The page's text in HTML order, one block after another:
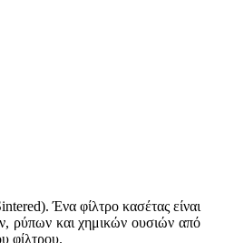
Ένα φίλτρο κασέτας είναι
ρύπων και χημικών ουσιών από
φίλτρου.